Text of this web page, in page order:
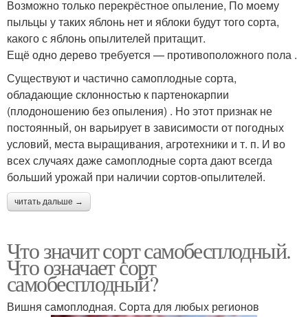
​Возможно только перекрёстное опыление, По моему
пыльцы у таких яблонь нет и яблоки будут того сорта,
какого с яблонь опылителей притащит.​
​Ещё одно дерево требуется — противоположного пола .​
​Существуют и частично самоплодные сорта,
обладающие склонностью к партенокарпии
(плодоношению без опыления) . Но этот признак не
постоянный, он варьирует в зависимости от погодных
условий, места выращивания, агротехники и т. п. И во
всех случаях даже самоплодные сорта дают всегда
больший урожай при наличии сортов-опылителей.​
читать дальше →
Что значит сорт самобесплодный.
Что означает сорт
самобесплодный?
Вишня самоплодная. Сорта для любых регионов